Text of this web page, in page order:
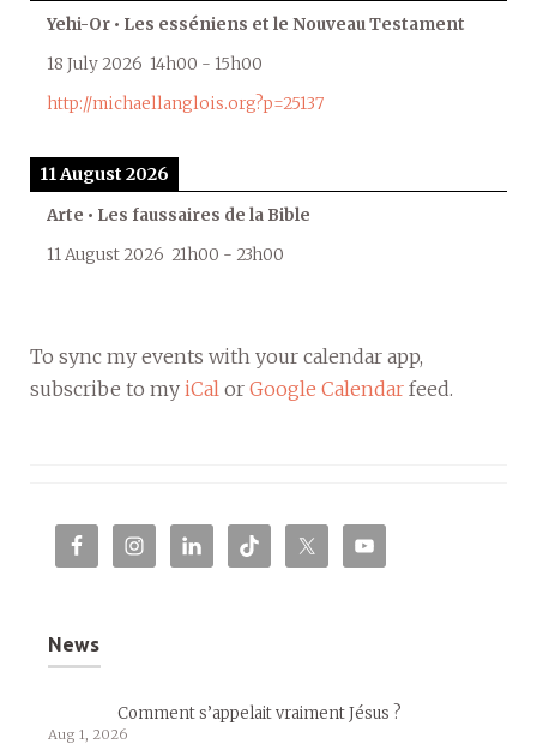
Yehi-Or • Les esséniens et le Nouveau Testament
18 July 2026 14h00 - 15h00
http://michaellanglois.org?p=25137
11 August 2026
Arte • Les faussaires de la Bible
11 August 2026 21h00 - 23h00
To sync my events with your calendar app,
subscribe to my iCal or Google Calendar feed.
News
Comment s’appelait vraiment Jésus ?
Aug 1, 2026